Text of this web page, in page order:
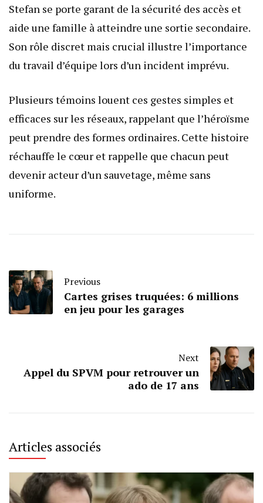
Stefan se porte garant de la sécurité des accès et
aide une famille à atteindre une sortie secondaire.
Son rôle discret mais crucial illustre l’importance
du travail d’équipe lors d’un incident imprévu.
Plusieurs témoins louent ces gestes simples et
efficaces sur les réseaux, rappelant que l’héroïsme
peut prendre des formes ordinaires. Cette histoire
réchauffe le cœur et rappelle que chacun peut
devenir acteur d’un sauvetage, même sans
uniforme.
Previous
Cartes grises truquées: 6 millions
en jeu pour les garages
Next
Appel du SPVM pour retrouver un
ado de 17 ans
Articles associés